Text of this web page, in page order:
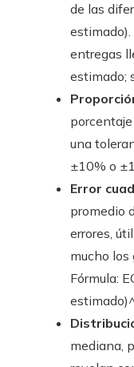
de las
entregas
estimado;
una
±10% o
Error
promedio
errores,
mucho los
Fórmula:
mediana,